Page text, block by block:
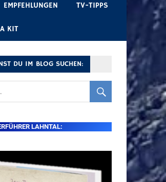
EMPFEHLUNGEN TV-TIPPS
KIT
DU IM BLOG SUCHEN:
LAHNTAL: